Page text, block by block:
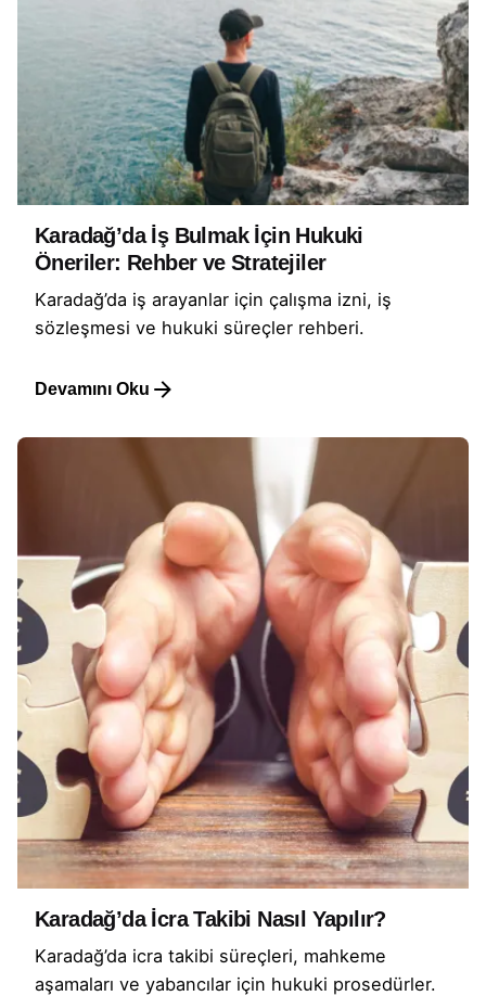
Karadağ’da İş Bulmak İçin Hukuki
Öneriler: Rehber ve Stratejiler
Karadağ’da iş arayanlar için çalışma izni, iş
sözleşmesi ve hukuki süreçler rehberi.
Devamını Oku
Karadağ’da İcra Takibi Nasıl Yapılır?
Karadağ’da icra takibi süreçleri, mahkeme
aşamaları ve yabancılar için hukuki prosedürler.